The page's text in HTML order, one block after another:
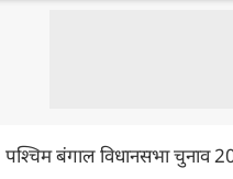
पश्चिम बंगाल विधानसभा चुनाव